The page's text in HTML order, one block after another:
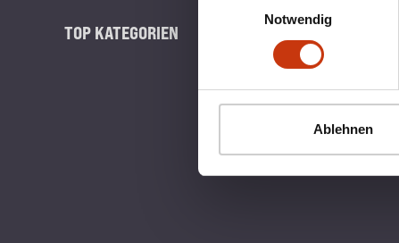
Notwendig
Ablehnen
TOP KATEGORIEN